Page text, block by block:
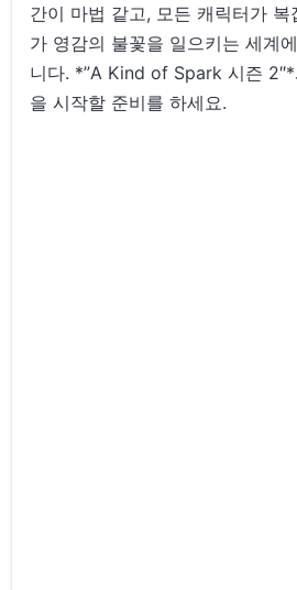
간이 마법 같고, 모든 캐릭터가 복
가 영감의 불꽃을 일으키는 세계
니다. *”A Kind of Spark 시즌
을 시작할 준비를 하세요.